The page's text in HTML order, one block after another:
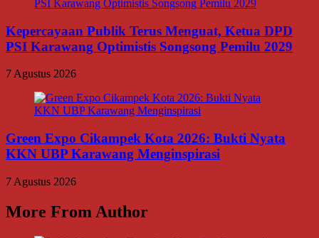
Kepercayaan Publik Terus Menguat, Ketua DPD
PSI Karawang Optimistis Songsong Pemilu 2029
7 Agustus 2026
Green Expo Cikampek Kota 2026: Bukti Nyata
KKN UBP Karawang Menginspirasi
7 Agustus 2026
More From Author